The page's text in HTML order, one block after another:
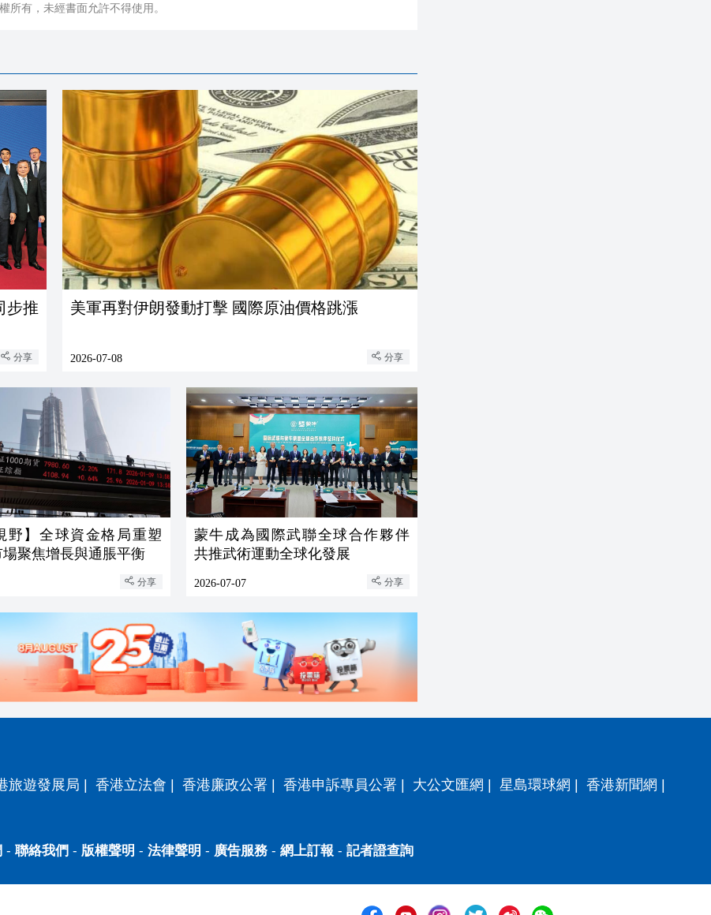
所有，未經書面允許不得使用。
分享
美軍再對伊朗發動打擊 國際原油價格跳漲
2026-07-08 分享
野】全球資金格局重塑
聚焦增長與通脹平衡
分享
蒙牛成為國際武聯全球合作夥伴
共推武術運動全球化發展
2026-07-07 分享
旅遊發展局 | 香港立法會 | 香港廉政公署 | 香港申訴專員公署 | 大公文匯網 | 星島環球網 | 香港新聞網 |
- 聯絡我們 - 版權聲明 - 法律聲明 - 廣告服務- 網上訂報 - 記者證查詢